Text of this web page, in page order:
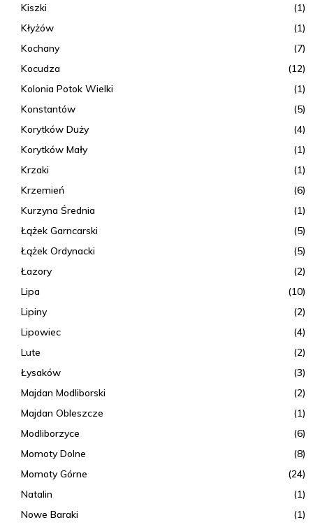
Kiszki
(1)
Kłyżów
(1)
Kochany
(7)
Kocudza
(12)
Kolonia Potok Wielki
(1)
Konstantów
(5)
Korytków Duży
(4)
Korytków Mały
(1)
Krzaki
(1)
Krzemień
(6)
Kurzyna Średnia
(1)
Łążek Garncarski
(5)
Łążek Ordynacki
(5)
Łazory
(2)
Lipa
(10)
Lipiny
(2)
Lipowiec
(4)
Lute
(2)
Łysaków
(3)
Majdan Modliborski
(2)
Majdan Obleszcze
(1)
Modliborzyce
(6)
Momoty Dolne
(8)
Momoty Górne
(24)
Natalin
(1)
Nowe Baraki
(1)